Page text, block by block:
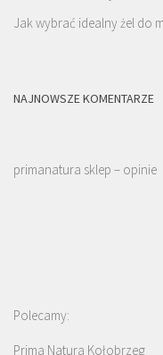
Jak wybrać idealny żel do
NAJNOWSZE KOMENTARZE
primanatura sklep – opinie
Polecamy:
Prima Natura Kołobrzeg